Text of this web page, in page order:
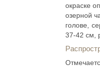
окраске
озерной
голове,
37-42 см,